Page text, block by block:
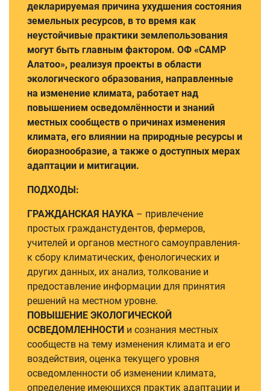
декларируемая причина ухудшения состояния
земельных ресурсов, в то время как
неустойчивые практики землепользования
могут быть главным фактором. ОФ «САМР
Алатоо», реализуя проекты в области
экологического образования, направленные
на изменение климата, работает над
повышением осведомлённости и знаний
местных сообществ о причинах изменения
климата, его влиянии на природные ресурсы и
биоразнообразие, а также о доступных мерах
адаптации и митигации.
ПОДХОДЫ:
ГРАЖДАНСКАЯ НАУКА – привлечение
простых гражданстудентов, фермеров,
учителей и органов местного самоуправления-
к сбору климатических, фенологических и
других данных, их анализ, толкование и
предоставление информации для принятия
решений на местном уровне.
ПОВЫШЕНИЕ ЭКОЛОГИЧЕСКОЙ
ОСВЕДОМЛЕННОСТИ и сознания местных
сообществ на тему изменения климата и его
воздействия, оценка текущего уровня
осведомленности об изменении климата,
определение имеющихся практик адаптации и